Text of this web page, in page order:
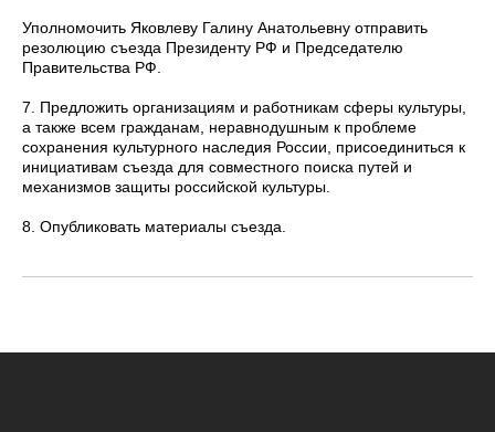
Уполномочить Яковлеву Галину Анатольевну отправить
резолюцию съезда Президенту РФ и Председателю
Правительства РФ.
7. Предложить организациям и работникам сферы культуры,
а также всем гражданам, неравнодушным к проблеме
сохранения культурного наследия России, присоединиться к
инициативам съезда для совместного поиска путей и
механизмов защиты российской культуры.
8. Опубликовать материалы съезда.